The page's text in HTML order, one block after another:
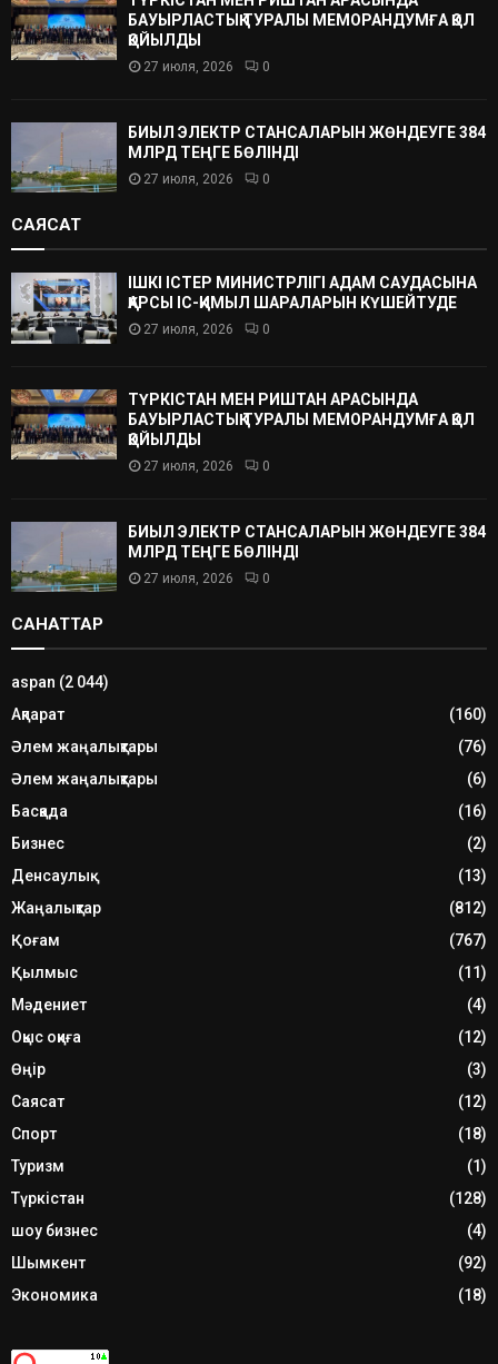
БАУЫРЛАСТЫҚ ТУРАЛЫ МЕМОРАНДУМҒА ҚОЛ
ҚОЙЫЛДЫ
27 июля, 2026 0
БИЫЛ ЭЛЕКТР СТАНСАЛАРЫН ЖӨНДЕУГЕ 384
МЛРД ТЕҢГЕ БӨЛІНДІ
27 июля, 2026 0
САЯСАТ
ІШКІ ІСТЕР МИНИСТРЛІГІ АДАМ САУДАСЫНА
ҚАРСЫ ІС-ҚИМЫЛ ШАРАЛАРЫН КҮШЕЙТУДЕ
27 июля, 2026 0
ТҮРКІСТАН МЕН РИШТАН АРАСЫНДА
БАУЫРЛАСТЫҚ ТУРАЛЫ МЕМОРАНДУМҒА ҚОЛ
ҚОЙЫЛДЫ
27 июля, 2026 0
БИЫЛ ЭЛЕКТР СТАНСАЛАРЫН ЖӨНДЕУГЕ 384
МЛРД ТЕҢГЕ БӨЛІНДІ
27 июля, 2026 0
САНАТТАР
aspan (2 044)
Ақпарат
(160)
Әлем жаңалықтары
(76)
Әлем жаңалықтары
(6)
Басқада
(16)
Бизнес
(2)
Денсаулық
(13)
Жаңалықтар
(812)
Қоғам
(767)
Қылмыс
(11)
Мәдениет
(4)
Оқыс оқиға
(12)
Өңір
(3)
Саясат
(12)
Спорт
(18)
Туризм
(1)
Түркістан
(128)
шоу бизнес
(4)
Шымкент
(92)
Экономика
(18)